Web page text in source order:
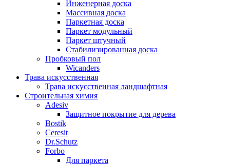
Инженерная доска
Массивная доска
Паркетная доска
Паркет модульный
Паркет штучный
Стабилизированная доска
Пробковый пол
Wicanders
Трава искусственная
Трава искусственная ландшафтная
Строительная химия
Adesiv
Защитное покрытие для дерева
Bostik
Ceresit
Dr.Schutz
Forbo
Для паркета